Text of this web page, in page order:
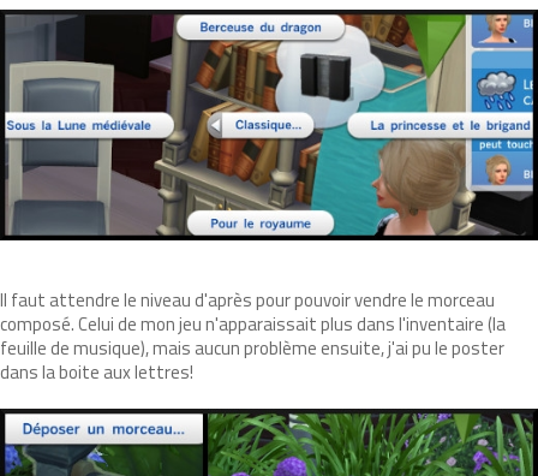
Il faut attendre le niveau d'après pour pouvoir vendre le morceau
composé. Celui de mon jeu n'apparaissait plus dans l'inventaire (la
feuille de musique), mais aucun problème ensuite, j'ai pu le poster
dans la boite aux lettres!